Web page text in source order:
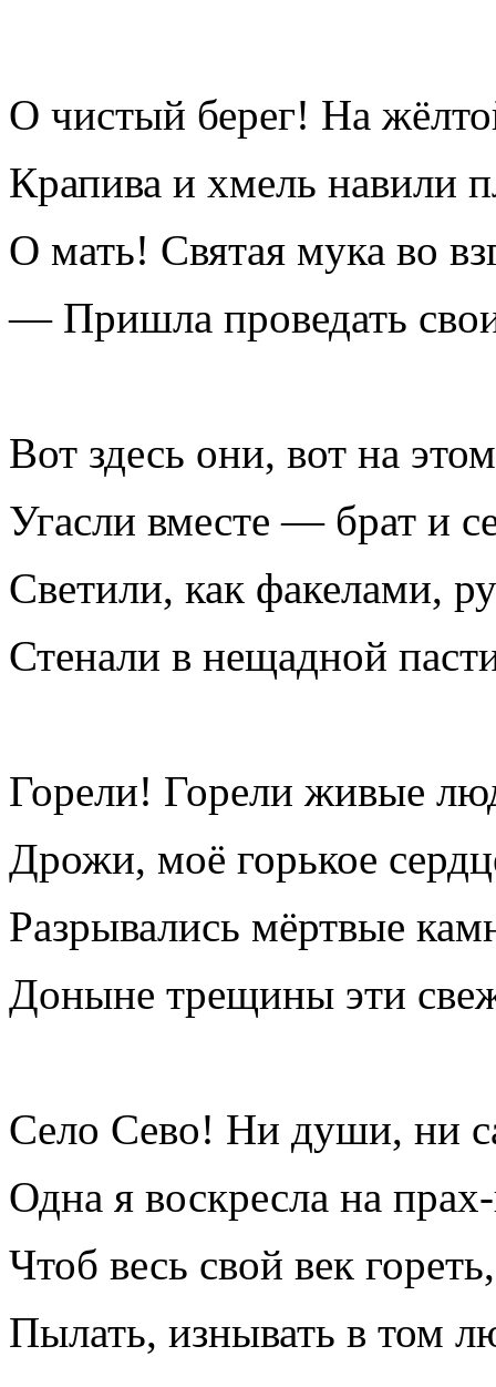
О чистый берег! На
Крапива и хмель навили
О мать! Святая мука во
— Пришла проведать
Вот здесь они, вот на
Угасли вместе — брат и
Светили, как факелами,
Стенали в нещадной
Горели! Горели живые
Дрожи, моё горькое
Разрывались мёртвые
Доныне трещины эти
Село Сево! Ни души, ни
Одна я воскресла на
Чтоб весь свой век
Пылать, изнывать в том